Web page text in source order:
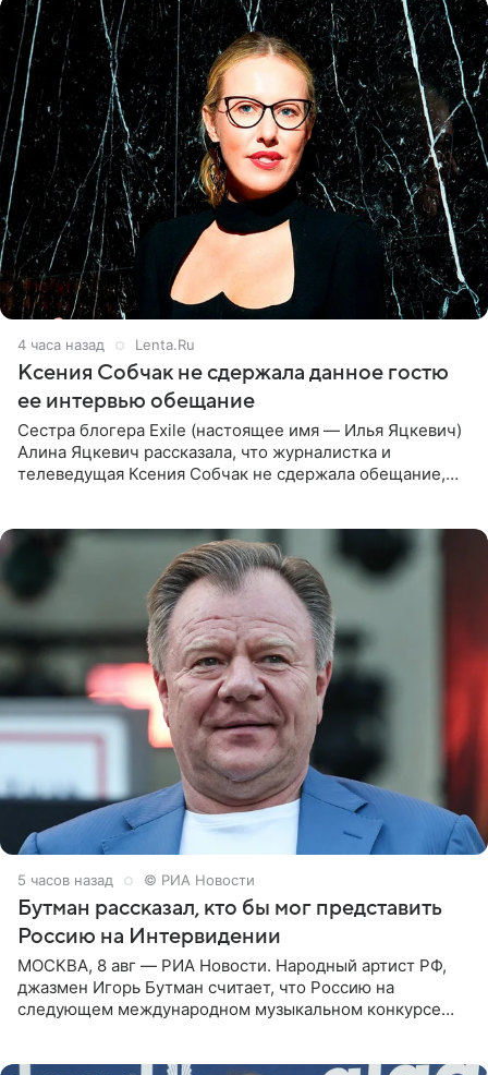
4 часа назад Lenta.Ru
Ксения Собчак не сдержала данное гостю
ее интервью обещание
Сестра блогера Exile (настоящее имя — Илья Яцкевич)
Алина Яцкевич рассказала, что журналистка и
телеведущая Ксения Собчак не сдержала обещание,
5 часов назад © РИА Новости
Бутман рассказал, кто бы мог представить
Россию на Интервидении
МОСКВА, 8 авг — РИА Новости. Народный артист РФ,
джазмен Игорь Бутман считает, что Россию на
следующем международном музыкальном конкурсе